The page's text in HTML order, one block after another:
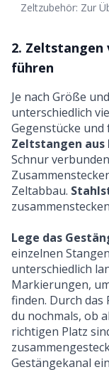
Zeltzubehör: Zur
2. Zeltstangen
führen
Je nach Größe
unterschiedlich
Gegenstücke und
Zeltstangen aus
Schnur
Zeltabbau.
Lege das
einzelnen
unterschiedlich
Markierungen,
finden. Durch
du nochmals, ob
richtigen Platz
Gestängekanal